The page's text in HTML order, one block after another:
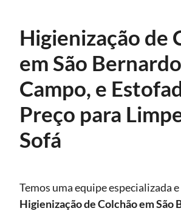
Higienização de
em São
Campo, e
Preço para
Sofá
Temos uma equipe especializada
Higienizaçãode Colchão em São